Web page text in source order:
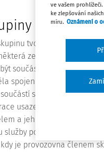
tvořit pouze spojené
ze spojených osob
součástí skupiny pouze
spojená osoba sídlo v
skupiny pouze tato
usazená mimo
a jeho provozovnou.
poskytnuté mezi
je provozovna členem
ve vašem
ke zlepšování
míru. Oznámení o